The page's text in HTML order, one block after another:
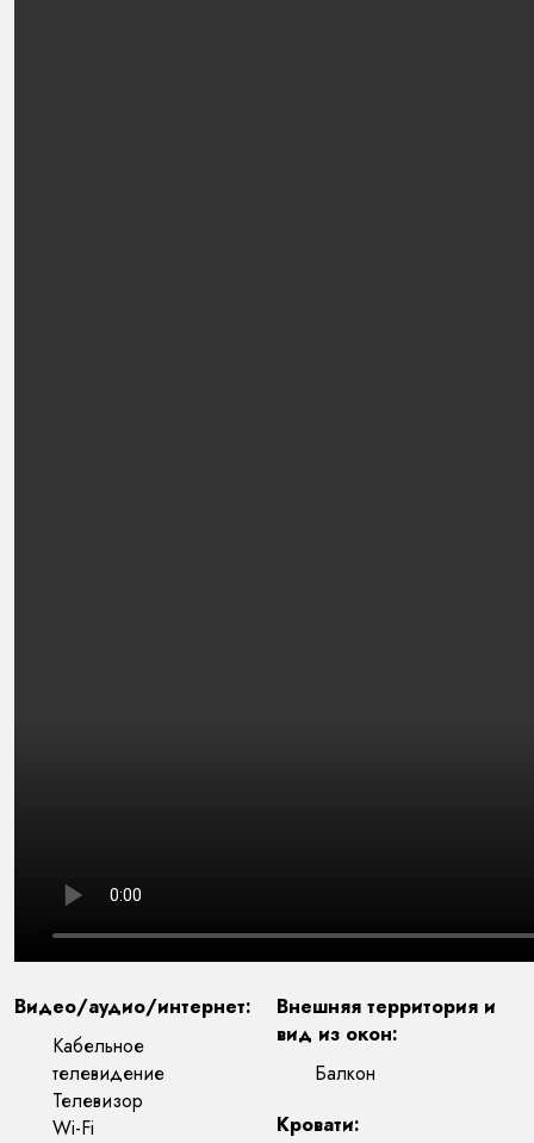
Видео/аудио/интернет:
Кабельное
телевидение
Телевизор
Wi-Fi
Внешняя территория и
вид из окон:
Балкон
Кровати: